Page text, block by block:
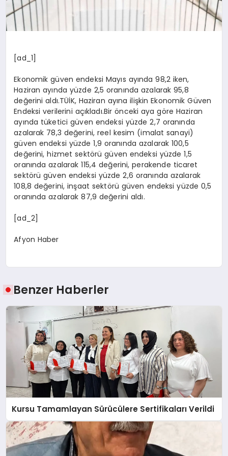
[ad_1]
Ekonomik güven endeksi Mayıs ayında 98,2 iken,
Haziran ayında yüzde 2,5 oranında azalarak 95,8
değerini aldı.TÜİK, Haziran ayına ilişkin Ekonomik Güven
Endeksi verilerini açıkladı.Bir önceki aya göre Haziran
ayında tüketici güven endeksi yüzde 2,7 oranında
azalarak 78,3 değerini, reel kesim (imalat sanayi)
güven endeksi yüzde 1,9 oranında azalarak 100,5
değerini, hizmet sektörü güven endeksi yüzde 1,5
oranında azalarak 115,4 değerini, perakende ticaret
sektörü güven endeksi yüzde 2,6 oranında azalarak
108,8 değerini, inşaat sektörü güven endeksi yüzde 0,5
oranında azalarak 87,9 değerini aldı.
[ad_2]
Afyon Haber
Benzer Haberler
Kursu Tamamlayan Sürücülere Sertifikaları Verildi